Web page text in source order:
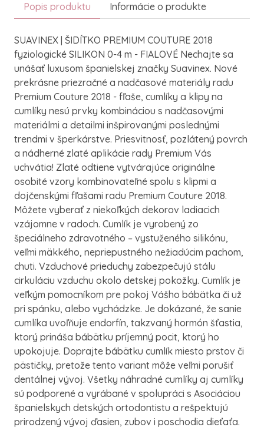
Popis produktu Informácie o produkte
SUAVINEX | ŠIDÍTKO PREMIUM COUTURE 2018
fyziologické SILIKON 0-4 m - FIALOVÉ Nechajte sa
unášať luxusom španielskej značky Suavinex. Nové
prekrásne priezračné a nadčasové materiály radu
Premium Couture 2018 - fľaše, cumlíky a klipy na
cumlíky nesú prvky kombináciou s nadčasovými
materiálmi a detailmi inšpirovanými poslednými
trendmi v šperkárstve. Priesvitnosť, pozlátený povrch
a nádherné zlaté aplikácie rady Premium Vás
uchvátia! Zlaté odtiene vytvárajúce originálne
osobité vzory kombinovateľné spolu s klipmi a
dojčenskými fľašami radu Premium Couture 2018.
Môžete vyberať z niekoľkých dekorov ladiacich
vzájomne v radoch. Cumlík je vyrobený zo
špeciálneho zdravotného – vystuženého silikónu,
veľmi mäkkého, nepriepustného nežiadúcim pachom,
chuti. Vzduchové prieduchy zabezpečujú stálu
cirkuláciu vzduchu okolo detskej pokožky. Cumlík je
veľkým pomocníkom pre pokoj Vášho bábätka či už
pri spánku, alebo vychádzke. Je dokázané, že sanie
cumlíka uvoľňuje endorfín, takzvaný hormón šťastia,
ktorý prináša bábätku príjemný pocit, ktorý ho
upokojuje. Doprajte bábätku cumlík miesto prstov či
pästičky, pretože tento variant môže veľmi porušiť
dentálnej vývoj. Všetky náhradné cumlíky aj cumlíky
sú podporené a vyrábané v spolupráci s Asociáciou
španielskych detských ortodontistu a rešpektujú
prirodzený vývoj ďasien, zubov i poschodia dieťaťa.